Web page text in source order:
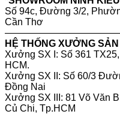
Số 94c, Đường 3/2,
Cần Thơ
HỆ THỐNG XƯỞNG
Xưởng SX I: Số 361
HCM.
Xưởng SX II: Số 60/3
Đồng Nai
Xưởng SX III: 81 Võ Văn
Củ Chi, Tp.HCM